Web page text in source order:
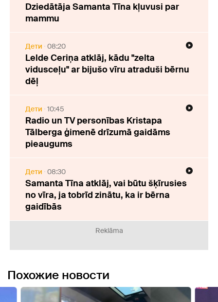
Dziedātāja Samanta Tīna kļuvusi par
mammu
Дети 08:20
Lelde Ceriņa atklāj, kādu "zelta
vidusceļu" ar bijušo vīru atraduši bērnu
dēļ
Дети 10:45
Radio un TV personības Kristapa
Tālberga ģimenē drīzumā gaidāms
pieaugums
Дети 08:30
Samanta Tīna atklāj, vai būtu šķīrusies
no vīra, ja tobrīd zinātu, ka ir bērna
gaidībās
Reklāma
Похожие новости